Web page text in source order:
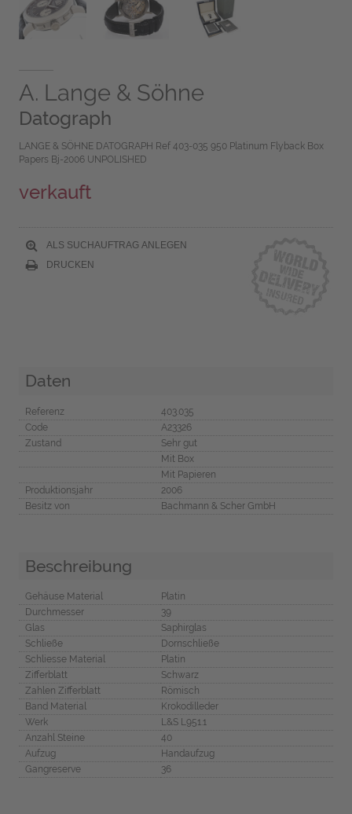
A. Lange & Söhne
Datograph
LANGE & SÖHNE DATOGRAPH Ref 403-035 950 Platinum Flyback Box
Papers Bj-2006 UNPOLISHED
verkauft
ALS SUCHAUFTRAG ANLEGEN
DRUCKEN
Daten
Referenz
403.035
Code
A23326
Zustand
Sehr gut
Mit Box
Mit Papieren
Produktionsjahr
2006
Besitz von
Bachmann & Scher GmbH
Beschreibung
Gehäuse Material
Platin
Durchmesser
39
Glas
Saphirglas
Schließe
Dornschließe
Schliesse Material
Platin
Zifferblatt
Schwarz
Zahlen Zifferblatt
Römisch
Band Material
Krokodilleder
Werk
L&S L951.1
Anzahl Steine
40
Aufzug
Handaufzug
Gangreserve
36